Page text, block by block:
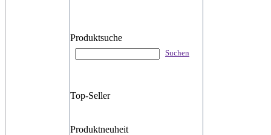
Produktsuche
Suchen
Top-Seller
Produktneuheit